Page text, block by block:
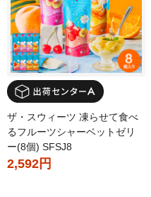
ザ・スウィーツ 凍らせて食べ
るフルーツシャーベットゼリ
ー(8個) SFSJ8
2,592円